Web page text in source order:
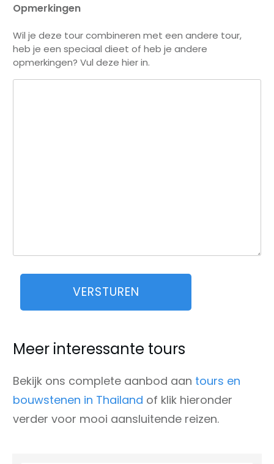
MM
slash
JJJJ
Opmerkingen
Wil je deze tour combineren met een andere tour,
heb je een speciaal dieet of heb je andere
opmerkingen? Vul deze hier in.
Meer interessante tours
Bekijk ons complete aanbod aan tours en
bouwstenen in Thailand of klik hieronder
verder voor mooi aansluitende reizen.